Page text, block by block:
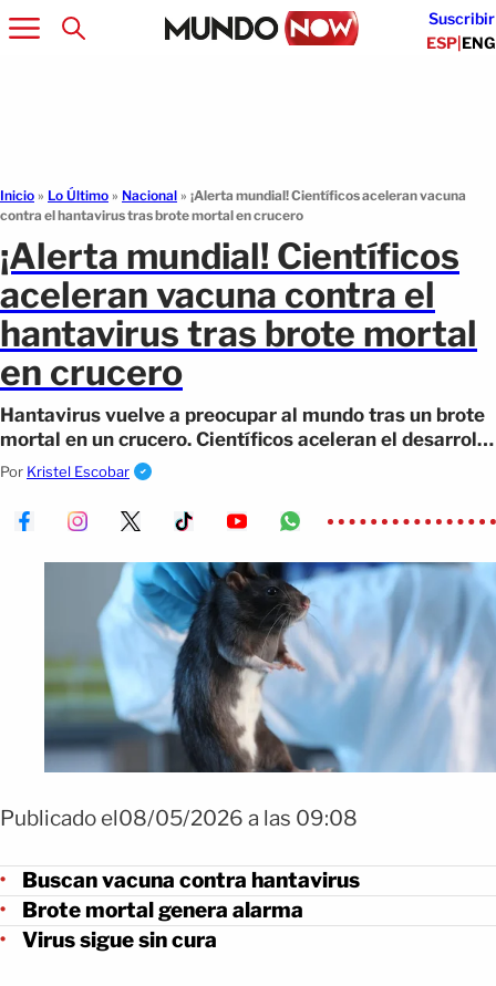
Suscribir
ESP|ENG
Inicio » Lo Último » Nacional » ¡Alerta mundial! Científicos aceleran vacuna
contra el hantavirus tras brote mortal en crucero
¡Alerta mundial! Científicos
aceleran vacuna contra el
hantavirus tras brote mortal
en crucero
Hantavirus vuelve a preocupar al mundo tras un brote
mortal en un crucero. Científicos aceleran el desarrollo
de una vacuna revolucionaria
Por Kristel Escobar
Publicado el08/05/2026 a las 09:08
Buscan vacuna contra hantavirus
Brote mortal genera alarma
Virus sigue sin cura